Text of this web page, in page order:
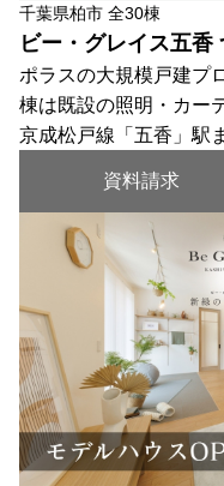
千葉県柏市 全30棟
ビー・グレイス五
ポラスの大規模戸建プ
棟は既設の照明・カー
京成松戸線「五香」駅
資料請求